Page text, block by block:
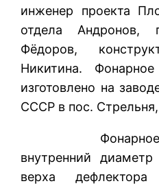
инженер проекта
отдела Андронов,
Фёдоров,
Никитина.
изготовлено на
СССР в пос. Стрельня,
Фонарное
внутренний
верха